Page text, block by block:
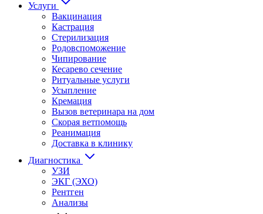
Услуги
Вакцинация
Кастрация
Стерилизация
Родовспоможение
Чипирование
Кесарево сечение
Ритуальные услуги
Усыпление
Кремация
Вызов ветеринара на дом
Скорая ветпомощь
Реанимация
Доставка в клинику
Диагностика
УЗИ
ЭКГ (ЭХО)
Рентген
Анализы